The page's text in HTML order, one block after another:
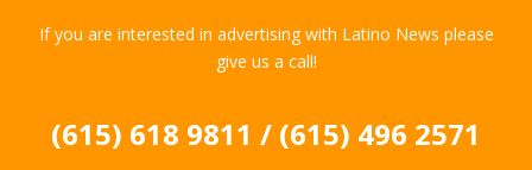
If you are interested in advertising with Latino News please
give us a call!
(615) 618 9811 / (615) 496 2571